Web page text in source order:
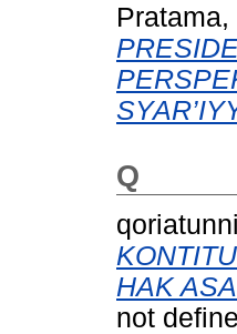
Pratama,
Q
HAK
not